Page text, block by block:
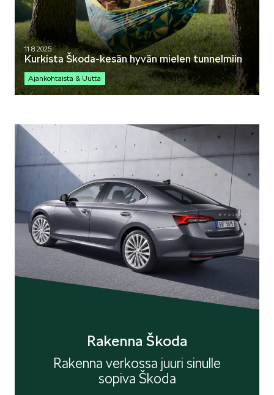
11.8.2025
Kurkista Škoda-kesän hyvän mielen tunnelmiin
Ajankohtaista & Uutta
Rakenna Škoda
Rakenna verkossa juuri sinulle
sopiva Škoda